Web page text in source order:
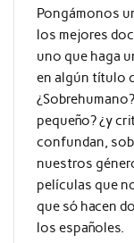
Pongámonos
los mejores
uno que haga
en algún título
pequeño? ¿y
confundan,
nuestros
películas que
que só hacen
los españoles.